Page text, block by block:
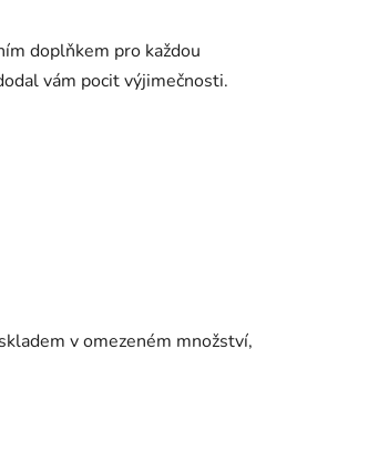
doplňkem pro každou
vám pocit výjimečnosti.
v omezeném množství,